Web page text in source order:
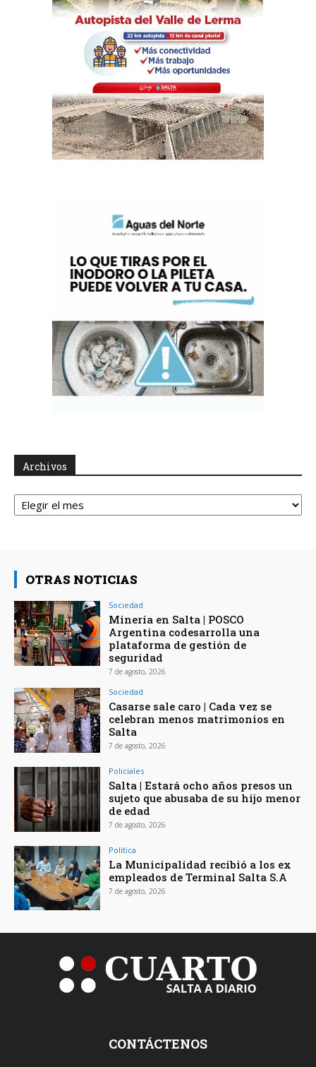
Archivos
Archivos
OTRAS NOTICIAS
Sociedad
Minería en Salta | POSCO
Argentina codesarrolla una
plataforma de gestión de
seguridad
7 de agosto, 2026
Sociedad
Casarse sale caro | Cada vez se
celebran menos matrimonios en
Salta
7 de agosto, 2026
Policiales
Salta | Estará ocho años presos un
sujeto que abusaba de su hijo menor
de edad
7 de agosto, 2026
Política
La Municipalidad recibió a los ex
empleados de Terminal Salta S.A
7 de agosto, 2026
CONTÁCTENOS